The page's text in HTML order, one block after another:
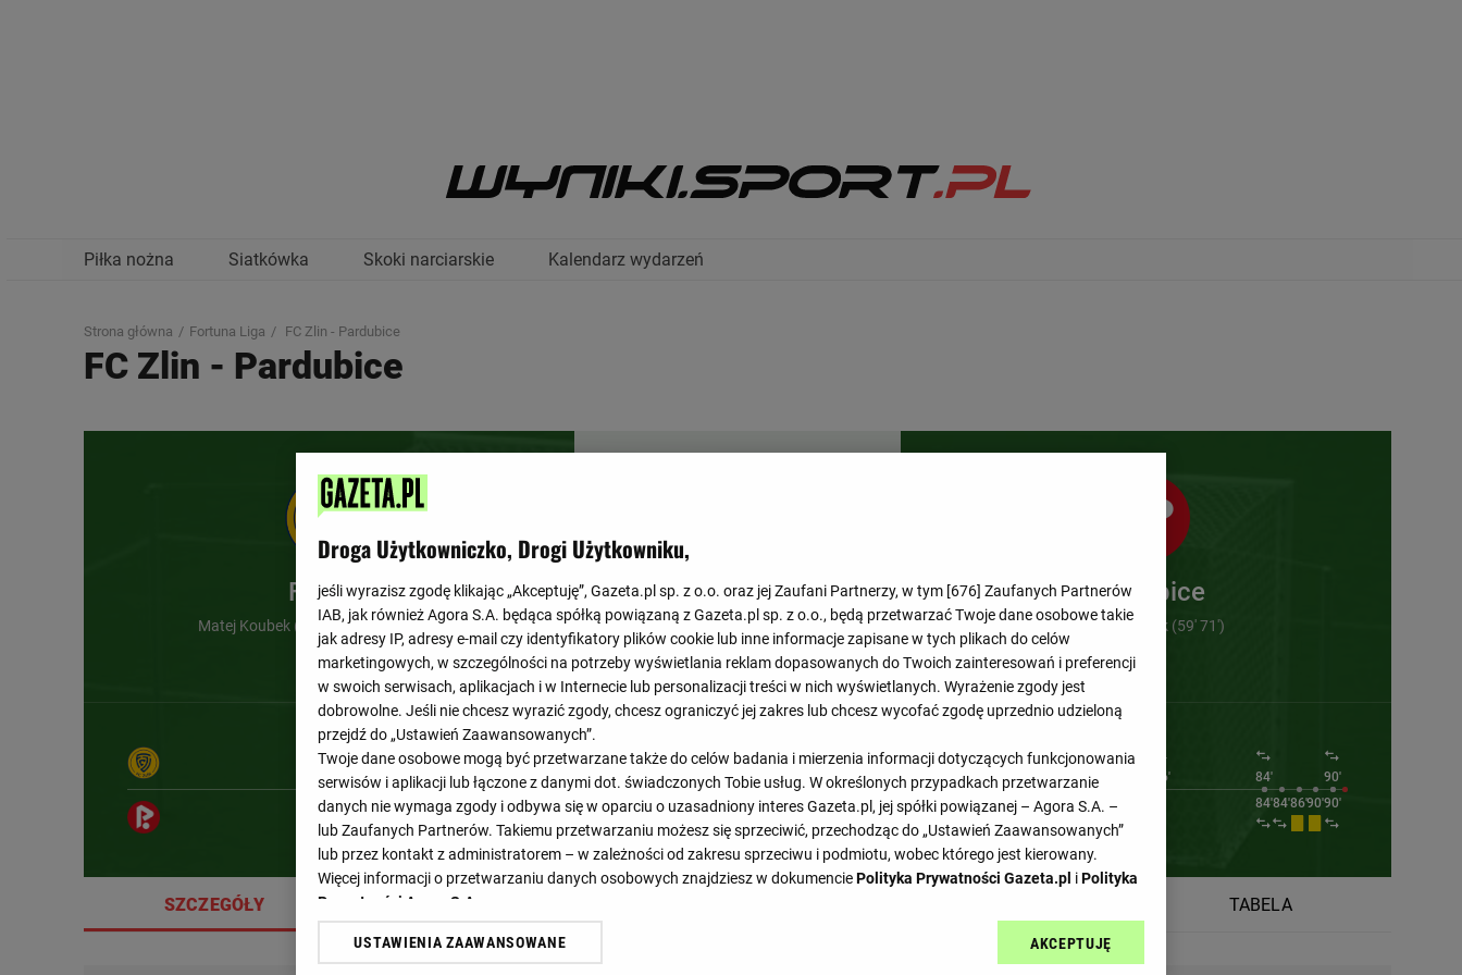
Piłka nożna Siatkówka Skoki narciarskie Kalendarz wydarzeń
Strona główna Fortuna Liga FC Zlin - Pardubice
FC Zlin - Pardubice
FC Zlin
Matej Koubek (54') , Marian Pisoja (62')
2
0 : 0 Pardubice
Vojtech Patrak (59' 71')
45' 46'46' 54' 62' 76' 84'
90'
59'
67' 71' 84'84'86'90'90'
SZCZEGÓŁY SKŁADY TABELA
Droga Użytkowniczko, Drogi Użytkowniku,
jeśli wyrazisz zgodę klikając „Akceptuję”, Gazeta.pl sp. z o.o. oraz jej Zaufani Partnerzy, w tym [676] Zaufanych Partnerów
IAB, jak również Agora S.A. będąca spółką powiązaną z Gazeta.pl sp. z o.o., będą przetwarzać Twoje dane osobowe takie
jak adresy IP, adresy e-mail czy identyfikatory plików cookie lub inne informacje zapisane w tych plikach do celów
marketingowych, w szczególności na potrzeby wyświetlania reklam dopasowanych do Twoich zainteresowań i preferencji
w swoich serwisach, aplikacjach i w Internecie lub personalizacji treści w nich wyświetlanych. Wyrażenie zgody jest
dobrowolne. Jeśli nie chcesz wyrazić zgody, chcesz ograniczyć jej zakres lub chcesz wycofać zgodę uprzednio udzieloną
przejdź do „Ustawień Zaawansowanych”.
Twoje dane osobowe mogą być przetwarzane także do celów badania i mierzenia informacji dotyczących funkcjonowania
serwisów i aplikacji lub łączone z danymi dot. świadczonych Tobie usług. W określonych przypadkach przetwarzanie
danych nie wymaga zgody i odbywa się w oparciu o uzasadniony interes Gazeta.pl, jej spółki powiązanej – Agora S.A. –
lub Zaufanych Partnerów. Takiemu przetwarzaniu możesz się sprzeciwić, przechodząc do „Ustawień Zaawansowanych”
lub przez kontakt z administratorem – w zależności od zakresu sprzeciwu i podmiotu, wobec którego jest kierowany.
Więcej informacji o przetwarzaniu danych osobowych znajdziesz w dokumenciePolityka Prywatności Gazeta.pl iPolityka
Prywatności Agora S.A.
Klikając „Akceptuję” wyrażasz też zgodę na zainstalowanie i przechowywanie plików cookie Gazeta.pl sp. z o.o., jej
USTAWIENIA ZAAWANSOWANE AKCEPTUJĘ